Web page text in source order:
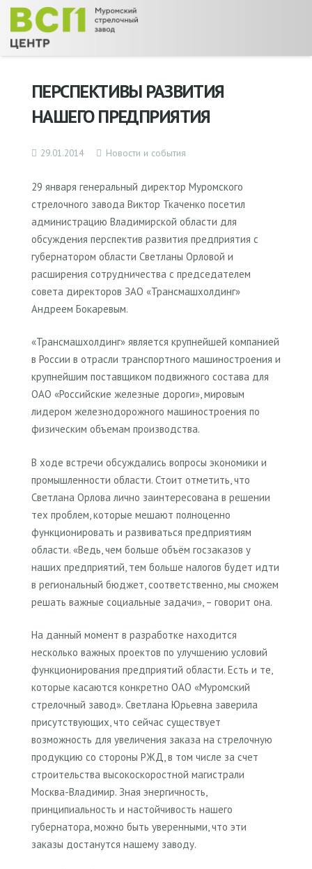
ПЕРСПЕКТИВЫ РАЗВИТИЯ
НАШЕГО ПРЕДПРИЯТИЯ
29.01.2014 Новости и события
29 января генеральный директор Муромского
стрелочного завода Виктор Ткаченко посетил
администрацию Владимирской области для
обсуждения перспектив развития предприятия с
губернатором области Светланы Орловой и
расширения сотрудничества с председателем
совета директоров ЗАО «Трансмашхолдинг»
Андреем Бокаревым.
«Трансмашхолдинг» является крупнейшей компанией
в России в отрасли транспортного машиностроения и
крупнейшим поставщиком подвижного состава для
ОАО «Российские железные дороги», мировым
лидером железнодорожного машиностроения по
физическим объемам производства.
В ходе встречи обсуждались вопросы экономики и
промышленности области. Стоит отметить, что
Светлана Орлова лично заинтересована в решении
тех проблем, которые мешают полноценно
функционировать и развиваться предприятиям
области. «Ведь, чем больше объём госзаказов у
наших предприятий, тем больше налогов будет идти
в региональный бюджет, соответственно, мы сможем
решать важные социальные задачи», – говорит она.
На данный момент в разработке находится
несколько важных проектов по улучшению условий
функционирования предприятий области. Есть и те,
которые касаются конкретно ОАО «Муромский
стрелочный завод». Светлана Юрьевна заверила
присутствующих, что сейчас существует
возможность для увеличения заказа на стрелочную
продукцию со стороны РЖД, в том числе за счет
строительства высокоскоростной магистрали
Москва-Владимир. Зная энергичность,
принципиальность и настойчивость нашего
губернатора, можно быть уверенными, что эти
заказы достанутся нашему заводу.